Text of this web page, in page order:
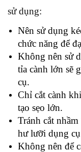
sử dụng:
Nên sử dụng
chức năng để
Không nên sử
tỉa cành lớn sẽ
cụ.
Chỉ cắt cành
tạo sẹo lớn.
Tránh cắt
hư lưỡi dụng cụ
Không nên để